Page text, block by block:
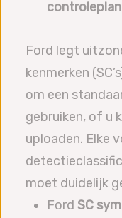
Ford legt
kenmerken
om een
gebruiken, of u
uploaden. Elke
moet duidelijk
Ford SC